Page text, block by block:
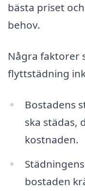
bästa priset
behov.
Några faktorer
flyttstädning
Bostadens
ska städas,
kostnaden.
bostaden